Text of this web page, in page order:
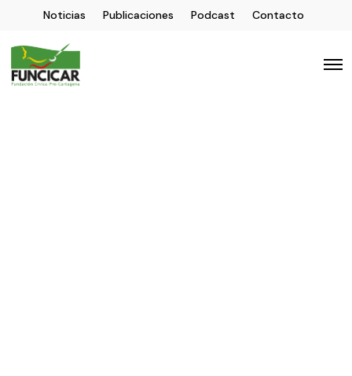
Noticias Publicaciones Podcast Contacto